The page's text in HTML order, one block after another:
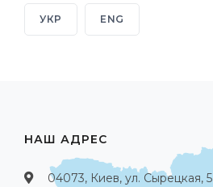
УКР ENG
НАШ АДРЕС
04073, Киев, ул. Сырецкая, 5